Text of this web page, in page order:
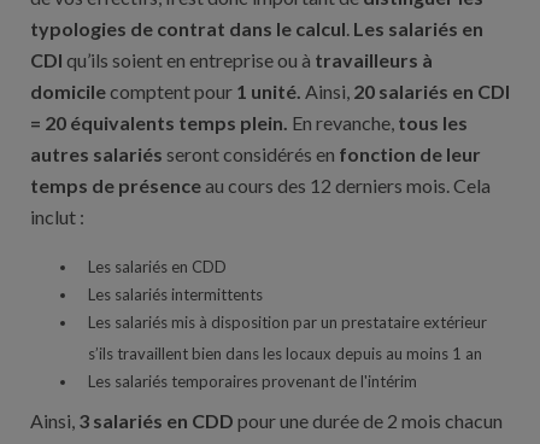
typologies de contrat dans le calcul Les salariés en
CDI qu’ils soient en entreprise ou à travailleurs à
domicilecomptent pour 1 unité. Ainsi, 20 salariés en CDI
= 20 équivalents temps plein. En revanche, tous les
autres salariés seront considérés en fonction de leur
temps de présenceau cours des 12 derniers mois. Cela
inclut :
Les salariés en CDD
Les salariés intermittents
Les salariés mis à disposition par un prestataire extérieur
s’ils travaillent bien dans les locaux depuis au moins 1 an
Les salariés temporaires provenant de l'intérim
Ainsi, 3 salariés en CDD pour une durée de 2 mois chacun